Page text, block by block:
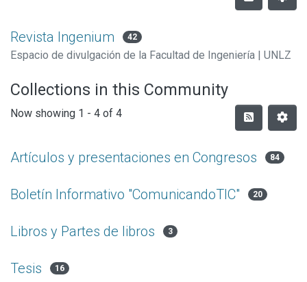
Revista Ingenium 42
Espacio de divulgación de la Facultad de Ingeniería | UNLZ
Collections in this Community
Now showing 1 - 4 of 4
Artículos y presentaciones en Congresos 84
Boletín Informativo "ComunicandoTIC" 20
Libros y Partes de libros 3
Tesis 16